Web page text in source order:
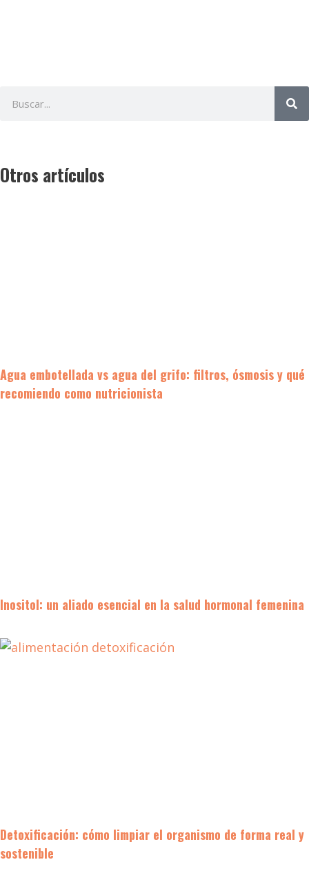
Otros artículos
Agua embotellada vs agua del grifo: filtros, ósmosis y qué
recomiendo como nutricionista
Inositol: un aliado esencial en la salud hormonal femenina
Detoxificación: cómo limpiar el organismo de forma real y
sostenible